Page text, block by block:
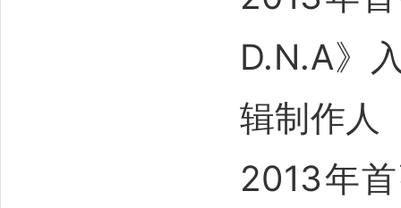
D.N.A》
辑制作人
2013年